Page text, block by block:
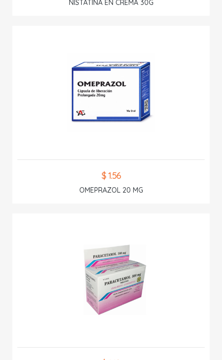
NISTATINA EN CREMA 30G
$ 1.56
OMEPRAZOL 20 MG